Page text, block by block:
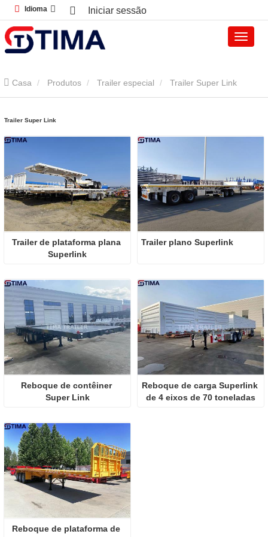
Idioma Iniciar sessão
Casa Produtos Trailer especial Trailer Super Link
Trailer Super Link
Trailer de plataforma plana
Superlink
Trailer plano Superlink
Reboque de contêiner
Super Link
Reboque de carga Superlink
de 4 eixos de 70 toneladas
Reboque de plataforma de